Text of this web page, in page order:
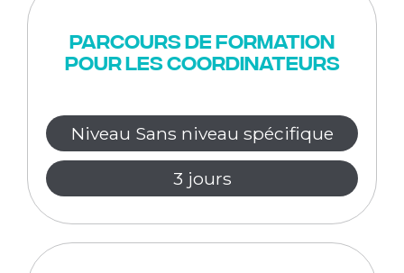
Parcours de formation
pour les coordinateurs
Niveau Sans niveau spécifique
3 jours